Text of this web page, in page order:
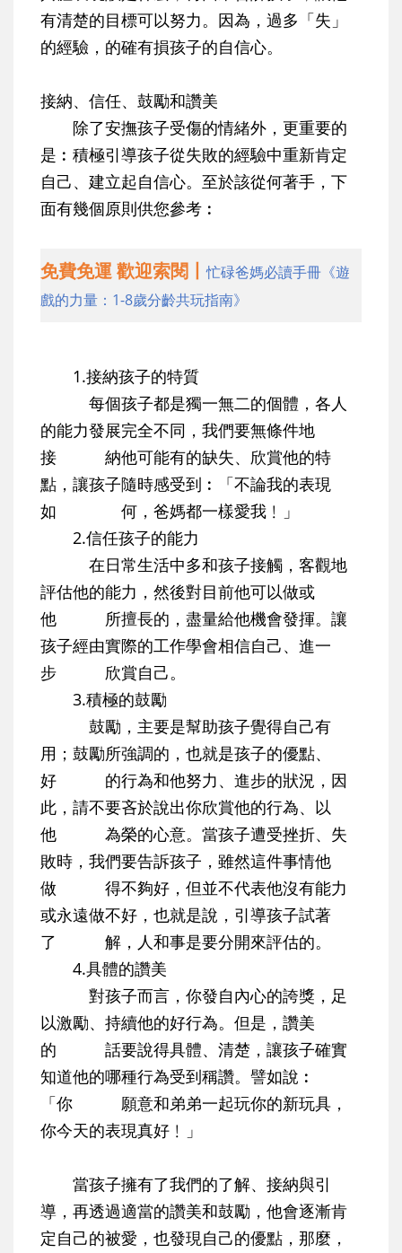
有清楚的目標可以努力。因為，過多「失」
的經驗，的確有損孩子的自信心。
接納、信任、鼓勵和讚美
除了安撫孩子受傷的情緒外，更重要的
是︰積極引導孩子從失敗的經驗中重新肯定
自己、建立起自信心。至於該從何著手，下
面有幾個原則供您參考︰
免費免運 歡迎索閱丨忙碌爸媽必讀手冊《遊
戲的力量：1-8歲分齡共玩指南》
1.接納孩子的特質
每個孩子都是獨一無二的個體，各人
的能力發展完全不同，我們要無條件地
接 納他可能有的缺失、欣賞他的特
點，讓孩子隨時感受到︰「不論我的表現
如 何，爸媽都一樣愛我﹗」
2.信任孩子的能力
在日常生活中多和孩子接觸，客觀地
評估他的能力，然後對目前他可以做或
他 所擅長的，盡量給他機會發揮。讓
孩子經由實際的工作學會相信自己、進一
步 欣賞自己。
3.積極的鼓勵
鼓勵，主要是幫助孩子覺得自己有
用；鼓勵所強調的，也就是孩子的優點、
好 的行為和他努力、進步的狀況，因
此，請不要吝於說出你欣賞他的行為、以
他 為榮的心意。當孩子遭受挫折、失
敗時，我們要告訴孩子，雖然這件事情他
做 得不夠好，但並不代表他沒有能力
或永遠做不好，也就是說，引導孩子試著
了 解，人和事是要分開來評估的。
4.具體的讚美
對孩子而言，你發自內心的誇獎，足
以激勵、持續他的好行為。但是，讚美
的 話要說得具體、清楚，讓孩子確實
知道他的哪種行為受到稱讚。譬如說︰
「你 願意和弟弟一起玩你的新玩具，
你今天的表現真好﹗」
當孩子擁有了我們的了解、接納與引
導，再透過適當的讚美和鼓勵，他會逐漸肯
定自己的被愛，也發現自己的優點，那麼，